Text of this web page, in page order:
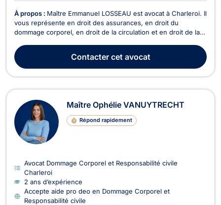
À propos : Maître Emmanuel LOSSEAU est avocat à Charleroi. Il
vous représente en droit des assurances, en droit du
dommage corporel, en droit de la circulation et en droit de la
droit des assurances. Il sera en mesure d’intervenir afin de
régler des litiges en cas de sinistre, d'...
Contactercet avocat
Maître Ophélie VANUYTRECHT
Répond rapidement
Avocat Dommage Corporel et Responsabilité civile
Charleroi
2 ans d’expérience
Accepte aide pro deo en Dommage Corporel et
Responsabilité civile